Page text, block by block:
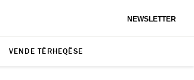
NEWSLETTER
VENDE TËRHEQËSE